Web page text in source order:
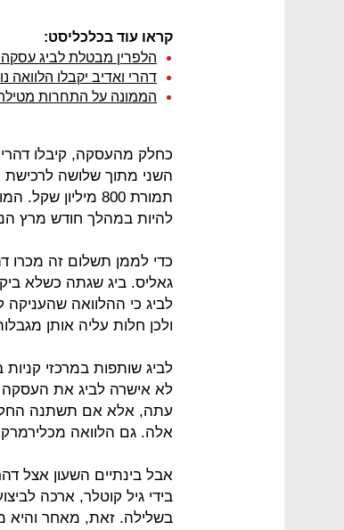
קראו עוד בכלכליסט:
הלפרין מבטלת לביג
דהרי ואדיב יקבלו
הממונה על התחרות מטילה
השני מתוך שלושה לרכישת
תמורת 800
להיות במהלך חודש מרץ הנוכחי, 650
כדי לממן תשלום זה מכרו
גאליס. ביג שגתה כשלא
לביג כי ההלוואה
ולכן חלות עליה אותן
לביג שותפות במרכזי קניות
לא אישרה לביג את העסקה
עתה, אלא אם תשתנה
אלה. גם הלוואה
אבל בינתיים השעון אצל
בידי גיל קוטלר, ארכה
בשלילה. זאת, מאחר והיא